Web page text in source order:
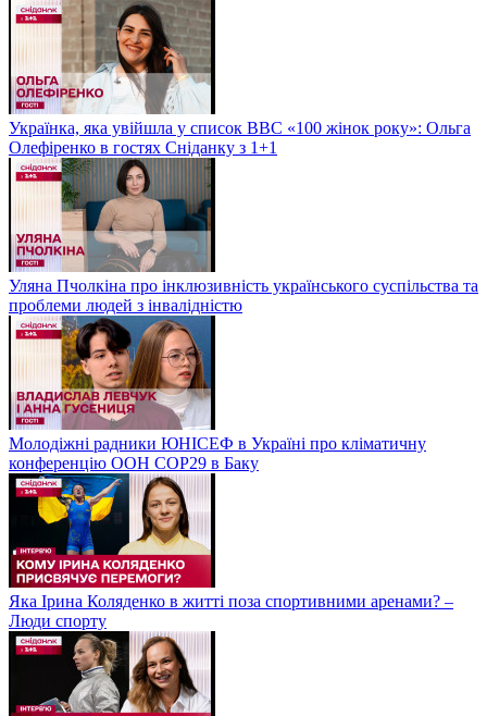
Українка, яка увійшла у список BBC «100 жінок року»: Ольга
Олефіренко в гостях Сніданку з 1+1
Уляна Пчолкіна про інклюзивність українського суспільства та
проблеми людей з інвалідністю
Молодіжні радники ЮНІСЕФ в Україні про кліматичну
конференцію ООН COP29 в Баку
Яка Ірина Коляденко в житті поза спортивними аренами? –
Люди спорту